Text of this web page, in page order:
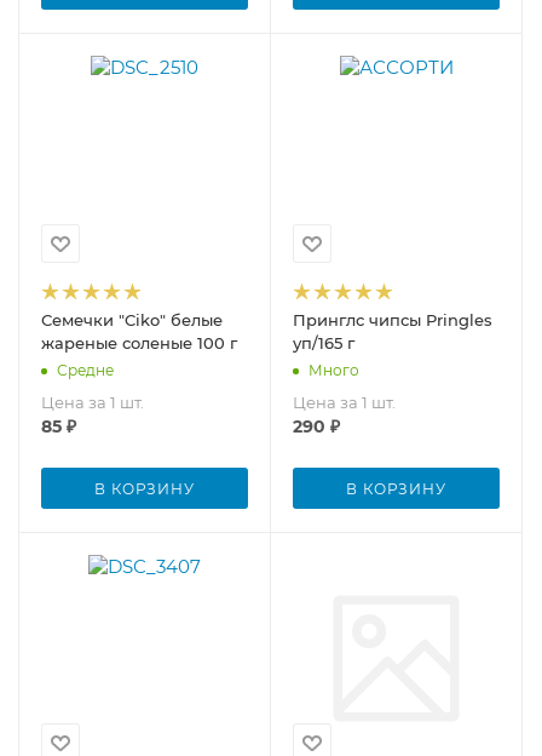
Семечки "Ciko" белые
жареные соленые 100 г
Средне
Цена за 1 шт.
85 ₽
В КОРЗИНУ
Принглс чипсы Pringles
уп/165 г
Много
Цена за 1 шт.
290 ₽
В КОРЗИНУ